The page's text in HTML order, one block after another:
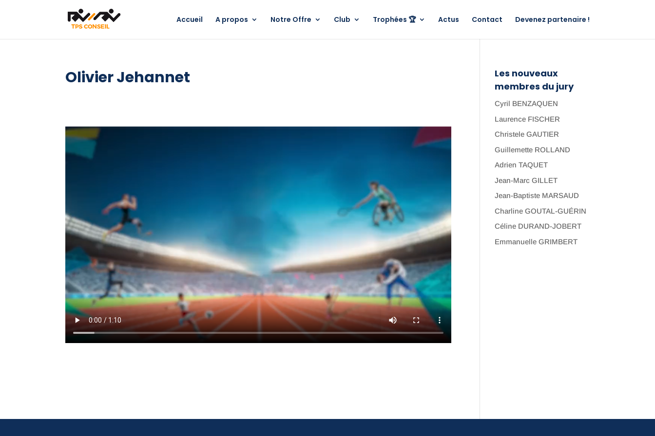
Accueil A propos Notre Offre Club Trophées 🏆 Actus Contact Devenez partenaire !
Olivier Jehannet
Les nouveaux
membres du jury
Cyril BENZAQUEN
Laurence FISCHER
Christele GAUTIER
Guillemette ROLLAND
Adrien TAQUET
Jean-Marc GILLET
Jean-Baptiste MARSAUD
Charline GOUTAL-GUÉRIN
Céline DURAND-JOBERT
Emmanuelle GRIMBERT